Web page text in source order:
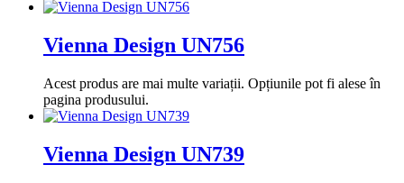
Vienna Design UN756
Acest produs are mai multe variații. Opțiunile pot fi alese în
pagina produsului.
Vienna Design UN739